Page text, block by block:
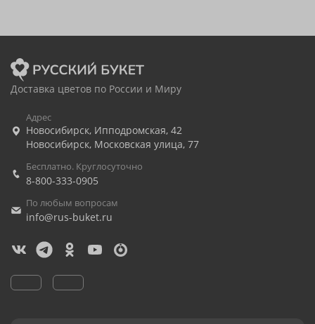
Доставка цветов по России и Миру
Адрес
Новосибирск, Ипподромская, 42
Новосибирск, Московская улица, 77
Бесплатно. Круглосуточно
8-800-333-0905
По любым вопросам
info@rus-buket.ru